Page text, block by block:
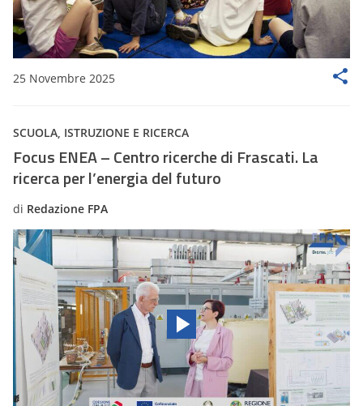
25 Novembre 2025
SCUOLA, ISTRUZIONE E RICERCA
Focus ENEA – Centro ricerche di Frascati. La
ricerca per l’energia del futuro
di Redazione FPA